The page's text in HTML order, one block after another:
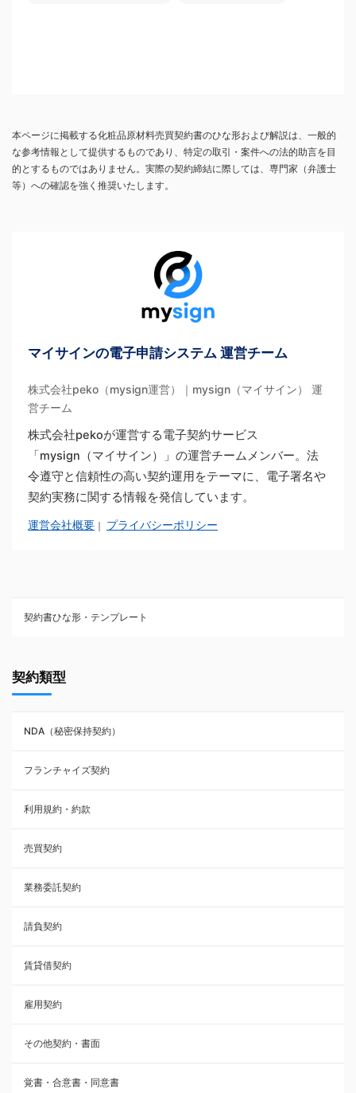
本ページに掲載する化粧品原材料売買契約書のひな形および解説は、一般的
な参考情報として提供するものであり、特定の取引・案件への法的助言を目
的とするものではありません。実際の契約締結に際しては、専門家（弁護士
等）への確認を強く推奨いたします。
マイサインの電子申請システム 運営チーム
株式会社peko（mysign運営）｜mysign（マイサイン） 運
営チーム
株式会社pekoが運営する電子契約サービス
「mysign（マイサイン）」の運営チームメンバー。法
令遵守と信頼性の高い契約運用をテーマに、電子署名や
契約実務に関する情報を発信しています。
運営会社概要 ｜ プライバシーポリシー
契約書ひな形・テンプレート
NDA（秘密保持契約）
業務委託契約
利用規約・約款
覚書・合意書・同意書
承諾書
雇用契約
その他契約・書面
売買契約
株主総会議事録・関連書類
請負契約
フランチャイズ契約
契約類型
NDA（秘密保持契約）
フランチャイズ契約
利用規約・約款
売買契約
業務委託契約
請負契約
賃貸借契約
雇用契約
その他契約・書面
覚書・合意書・同意書